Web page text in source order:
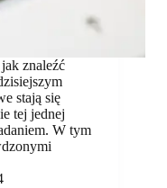
znaleźć
stają się
tej jednej
W tym